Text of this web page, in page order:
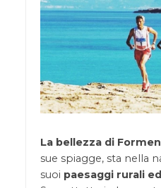
La bellezza di
sue spiagge, sta nella
suoi paesaggi rurali